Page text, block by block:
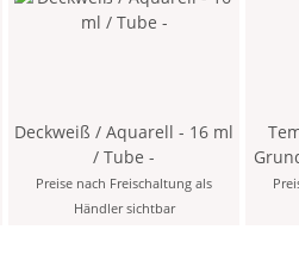
Deckweiß / Aquarell - 16 ml
/ Tube -
Preise nach Freischaltung als
Händler sichtbar